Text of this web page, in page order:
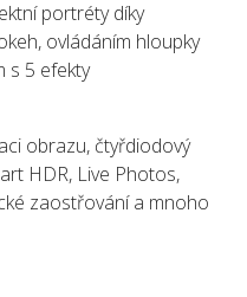
portréty díky
ovládáním hloupky
s 5 efekty
obrazu, čtyřdiodový
HDR, Live Photos,
zaostřování a mnoho